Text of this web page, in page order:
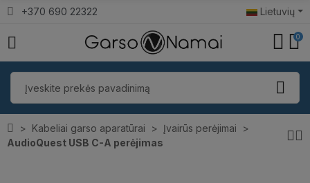
+370 690 22322 Lietuvių
0
Kabeliai garso aparatūrai
Įvairūs perėjimai
AudioQuest USB C-A perėjimas